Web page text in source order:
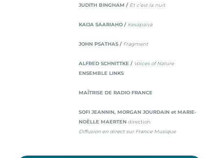
JUDITH BINGHAM / Et c’est la nuit
KAIJA SAARIAHO / Kesäpäivä
JOHN PSATHAS / Fragment
ALFRED SCHNITTKE / Voices of Nature
ENSEMBLE LINKS
MAÎTRISE DE RADIO FRANCE
SOFI JEANNIN, MORGAN JOURDAIN et MARIE-
NOËLLE MAERTENdirection
Diffusion en direct sur France Musique